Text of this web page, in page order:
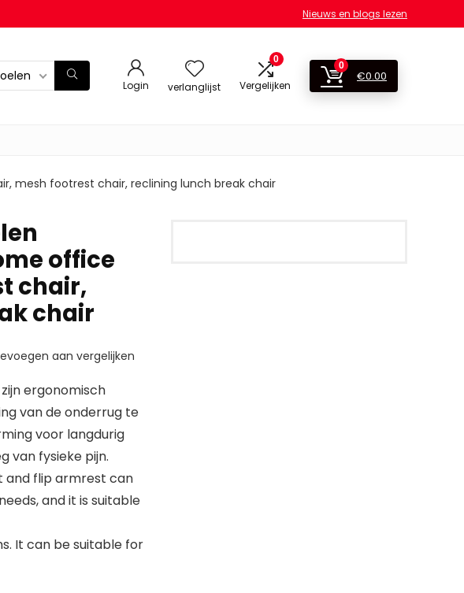
Nieuws en blogs lezen
Login verlanglijst
0
Vergelijken
0
€0.00
mesh footrest chair, reclining lunch break chair
office
chair,
chair
aan vergelijken
ergonomisch
van de onderrug te
voor langdurig
van fysieke pijn.
and flip armrest can
and it is suitable
It can be suitable for